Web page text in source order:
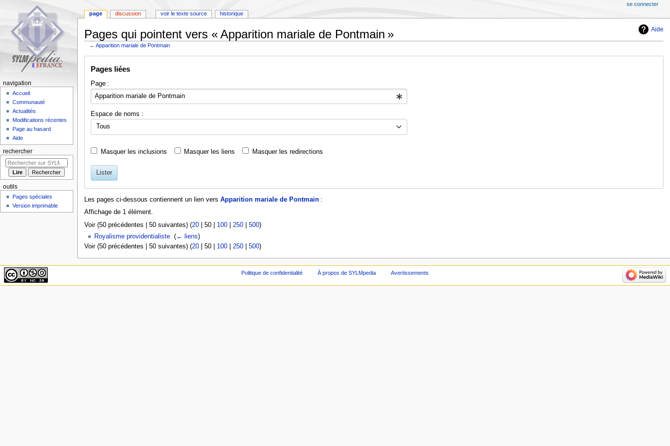
Aide
Pages qui pointent vers « Apparition mariale de Pontmain »
←Apparition mariale de Pontmain
navigation
recherche
Pages liées
Page :
Espace de noms :
Tous
Masquer les inclusions Masquer les liens Masquer les redirections
Lister
Les pages ci-dessous contiennent un lien vers Apparition mariale de Pontmain:
Affichage de 1 élément.
Voir (50 précédentes 50 suivantes) (20| 50| 100| 250| 500)
Royalisme providentialiste‎ (← liens)
Voir (50 précédentes 50 suivantes) (20| 50| 100| 250| 500)
page discussion voir le texte source historique
se connecter
navigation
Accueil
Communauté
Actualités
Modifications récentes
Page au hasard
Aide
rechercher
outils
Pages spéciales
Version imprimable
Politique de confidentialité À propos de SYLMpedia Avertissements